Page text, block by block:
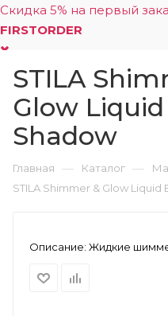
Скидка 5% на первый
FIRSTORDER
STILA
Glow Liquid
Shadow
Главная — Каталог —
STILA Shimmer & Glow Liquid
Описание: Жидкие